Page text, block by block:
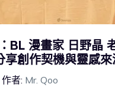
BL 漫畫家 日野晶
享創作契機與靈感來
作者: Mr. Qoo